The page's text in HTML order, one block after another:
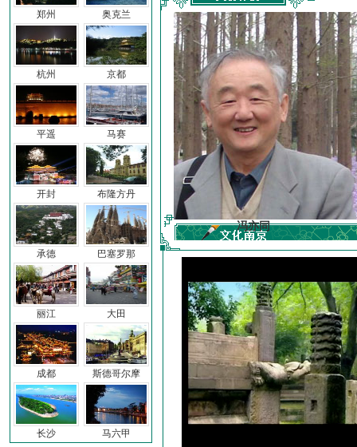
郑州
杭州
平遥
开封
承德
丽江
成都
长沙
奥克兰
京都
马赛
布隆方丹
巴塞罗那
大田
斯德哥尔摩
马六甲
前子 冯亦同